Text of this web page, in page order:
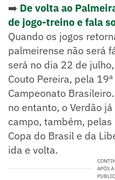
➡️ De volta ao
de jogo-treino e fala
Quando os jogos
palmeirense não será
será no dia 22 de
Couto Pereira, pela
Campeonato
no entanto, o Verdão
campo, também,
Copa do Brasil e da
ida e volta.
APÓS A